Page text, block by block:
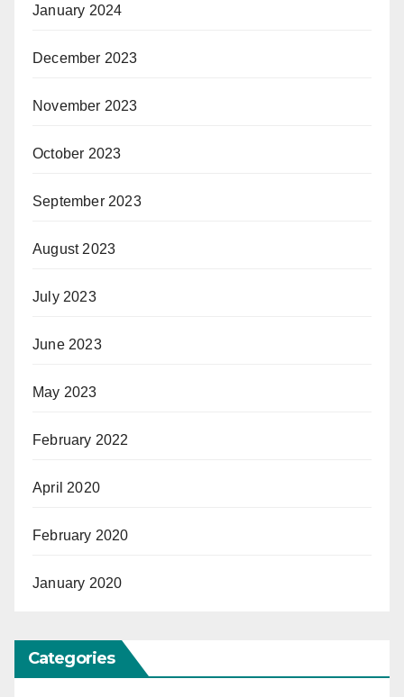
January 2024
December 2023
November 2023
October 2023
September 2023
August 2023
July 2023
June 2023
May 2023
February 2022
April 2020
February 2020
January 2020
Categories